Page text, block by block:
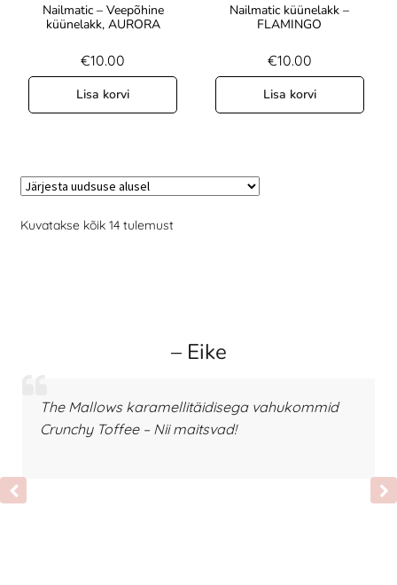
Nailmatic – Veepõhine
küünelakk, AURORA
€10.00
Lisa korvi
Nailmatic küünelakk –
FLAMINGO
€10.00
Lisa korvi
Kuvatakse kõik 14 tulemust
– Eike
The Mallows karamellitäidisega vahukommid
Crunchy Toffee – Nii maitsvad!